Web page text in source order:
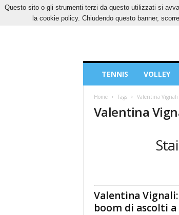
GIOVEDÌ, 6 AGOSTO 2026
Sport
TENNIS VOLLEY
Home Tags Valentina Vignali
Valentina
Valentina
boom di ascolti a
Questo sito o gli strumenti terzi da questo utilizzati si
la cookie policy. Chiudendo questo banner,